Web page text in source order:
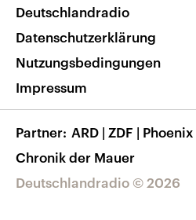
Nachrichten App
Frequenzen
Veranstaltungen
Musikliste
RSS
Barrierefreiheit
Deutschlandradio © 2026
Deutschlandradio
Datenschutzerklärung
Nutzungsbedingungen
Impressum
Partner ARD | ZDF | Phoenix
Chronik der Mauer